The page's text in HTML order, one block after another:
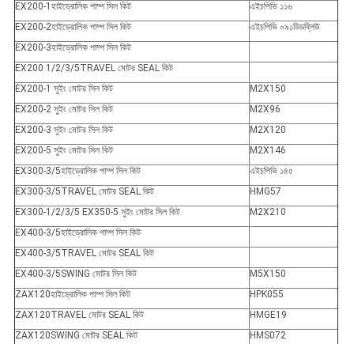
EX200-1হাইড্রোলিক পাম্প সিল কিট
এইচপিভি ১১৬
EX200-2হাইড্রোলিক পাম্প সিল কিট
এইচপিভি ০৯১ডিডব্লিউ
EX200-3হাইড্রোলিক পাম্প সিল কিট
EX200 1/2/3/5TRAVEL মোটর SEAL কিট
EX200-1 সুইং মোটর সিল কিট
M2X150
EX200-2 সুইং মোটর সিল কিট
M2X96
EX200-3 সুইং মোটর সিল কিট
M2X120
EX200-5 সুইং মোটর সিল কিট
M2X146
EX300-3/5হাইড্রোলিক পাম্প সিল কিট
এইচপিভি ১৪৫
EX300-3/5TRAVEL মোটর SEAL কিট
HMG57
EX300-1/2/3/5 EX350-5 সুইং মোটর সিল কিট
M2X210
EX400-3/5হাইড্রোলিক পাম্প সিল কিট
EX400-3/5TRAVEL মোটর SEAL কিট
EX400-3/5SWING মোটর সিল কিট
M5X150
ZAX120হাইড্রোলিক পাম্প সিল কিট
HPK055
ZAX120TRAVEL মোটর SEAL কিট
HMGE19
ZAX120SWING মোটর SEAL কিট
HMS072